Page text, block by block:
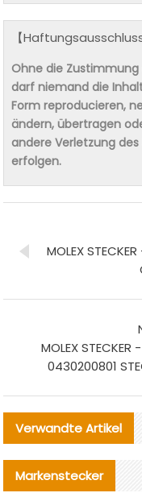
【Haftungsausschluss
Ohne die
darf niemand die
Form reproducieren,
ändern, übertragen
andere Verletzung
erfolgen.
MOLEX
MOLEX STECKER
0430200801
Verwandte Artikel
Markenstecker